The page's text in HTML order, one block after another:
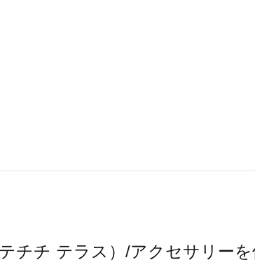
チチ テラス）/アクセサリー